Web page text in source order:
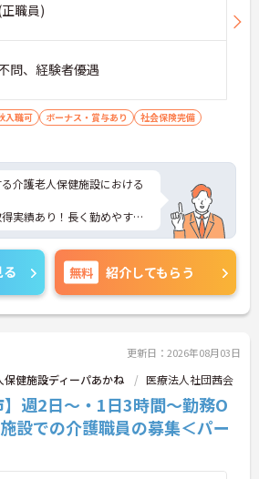
職員)
問、経験者優遇
入職可 ボーナス・賞与あり
社会保険完備
介護老人保健施設における
実績あり！長く勤めやすい
など、嬉しい手当が豊富で
ポイントをお伝えしますの
せください！
無料 紹介してもらう
更新日：2026年08月03日
健施設ディーパあかね 医療法人社団茜会
】週2日～・1日3時間～勤務O
設での介護職員の募集＜パー